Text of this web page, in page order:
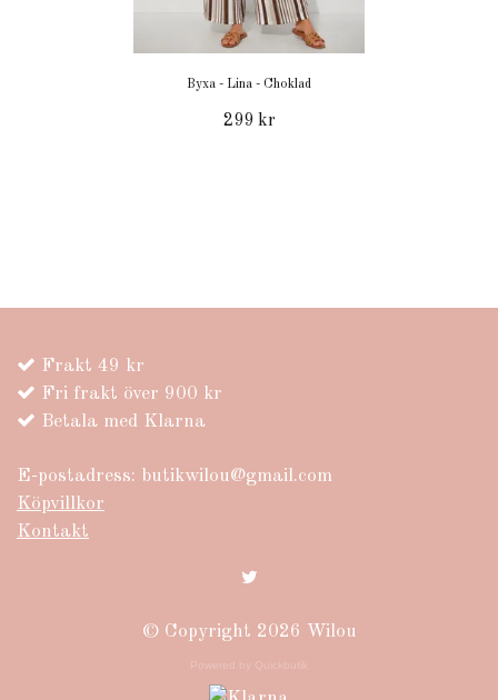
Byxa - Lina - Choklad
299 kr
Frakt 49 kr
Fri frakt över 900 kr
Betala med Klarna
E-postadress: butikwilou@gmail.com
Köpvillkor
Kontakt
© Copyright 2026 Wilou
Powered by Quickbutik